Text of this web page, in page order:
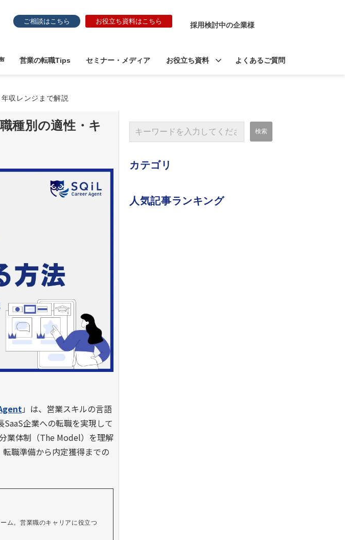
ご相談はこちら お役立ち資料はこちら 採用検討中の企業様
営業の転職Tips セミナー・メディア お役立ち資料 よくあるご質問
収レンジまで解説
種別の適性・キ
」は、営業スキルの言語
SaaS企業への転職を実現して
業体制（The Model）を理解
職準備から内定獲得までの
ム。営業職のキャリアに役立つ
カテゴリ
人気記事ランキング